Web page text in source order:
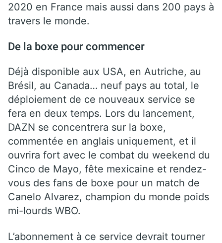
2020 en France mais aussi dans 200 pays à
travers le monde.
De la boxe pour commencer
Déjà disponible aux USA, en Autriche, au
Brésil, au Canada… neuf pays au total, le
déploiement de ce nouveaux service se
fera en deux temps. Lors du lancement,
DAZN se concentrera sur la boxe,
commentée en anglais uniquement, et il
ouvrira fort avec le combat du weekend du
Cinco de Mayo, fête mexicaine et rendez-
vous des fans de boxe pour un match de
Canelo Alvarez, champion du monde poids
mi-lourds WBO.
L’abonnement à ce service devrait tourner